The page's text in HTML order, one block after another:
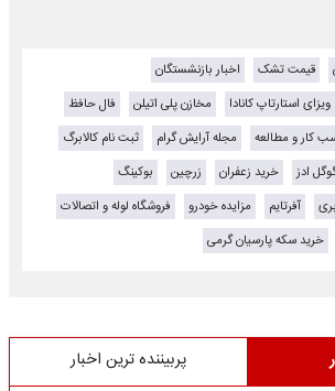
قیمت تشک
اخبار بازنشستگان
ویزای استارتاپ کانادا مخازن پلی اتیلن
فال حافظ
کار و مطالعه مجله آرایش گرام
ثبت نام کالابرگ
ادز خرید زعفران زرچین
بوکینگ
آفرتایم مزایده خودرو
فروشگاه لوله و اتصالات
خرید سکه پارسیان گرمی
پربیننده ترین اخبار